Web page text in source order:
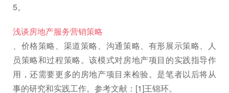
5。
浅谈房地产服务营销策略
、价格策略、渠道策略、沟通策略、有形展示策略、人
员策略和过程策略。该模式对房地产项目的实践指导作
用，还需要更多的房地产项目来检验。是笔者以后将从
事的研究和实践工作。参考文献：[1]王锦环。